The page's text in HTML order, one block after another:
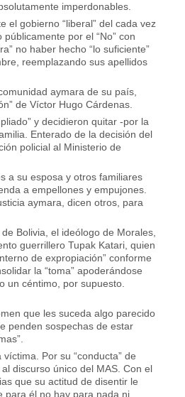
imperdonables.
el gobierno “liberal” del cada vez
por el “No” con
no haber hecho “lo suficiente”
reemplazando sus apellidos
aymara de su país,
de Víctor Hugo Cárdenas.
y decidieron quitar -por la
Enterado de la decisión del
policial al Ministerio de
a su esposa y otros familiares
a empellones y empujones.
aymara, dicen otros, para
Bolivia, el ideólogo de Morales,
guerrillero Tupak Katari, quien
de expropiación” conforme
la “toma” apoderándose
un céntimo, por supuesto.
que les suceda algo parecido
penden sospechas de estar
Por su “conducta” de
discurso único del MAS. Con el
que su actitud de disentir le
para él no hay para nada ni